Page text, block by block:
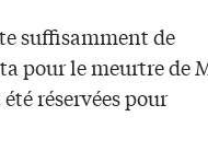
suffisamment de
pour le meurtre de
réservées pour